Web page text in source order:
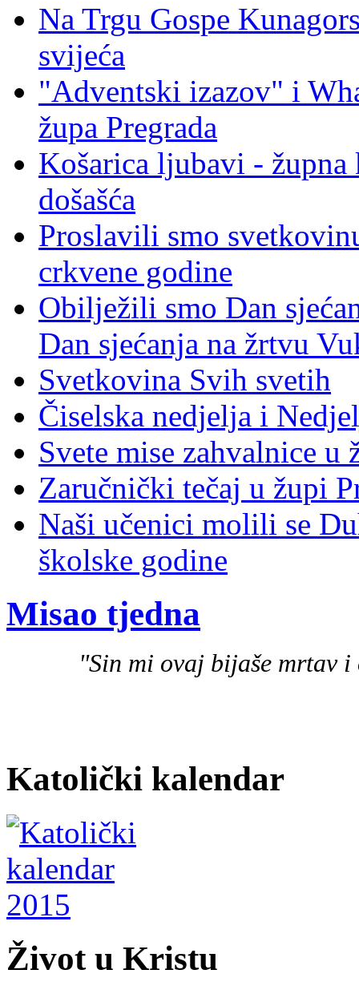
Na Trgu Gospe
svijeća
"Adventski izazov" i
župa Pregrada
Košarica ljubavi -
došašća
Proslavili smo
crkvene godine
Obilježili smo Dan
Dan sjećanja na žrtvu
Svetkovina Svih svetih
Čiselska nedjelja i
Svete mise zahvalnice u
Zaručnički tečaj u župi
Naši učenici molili se
školske godine
Misao tjedna
"Sin mi ovaj bijaše mrtav
Katolički kalendar
Život u Kristu